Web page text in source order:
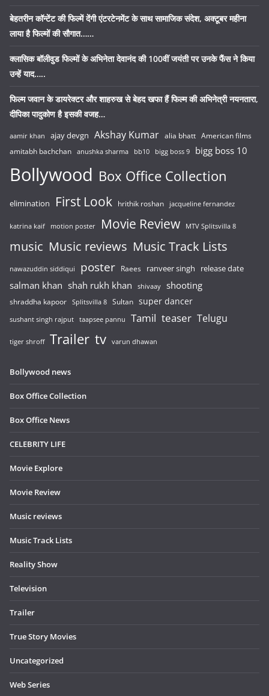
बेहतरीन कॉन्टेंट की फिल्में देंगी एंटरटेनमेंट के साथ सामाजिक संदेश, अक्टूबर महीना
लाया है फिल्मों की सौगात……
क्लासिक बॉलीवुड फिल्मों के अभिनेता देवानंद की 100वीं जयंती पर उनके फैंस ने किया
उन्हें याद…..
फिल्म जवान के डायरेक्टर और शाहरुख से बेहद खफा हैं फिल्म की अभिनेत्री नयनतारा,
दीपिका पादुकोण है इसकी वजह…
aamir khan ajay devgn Akshay Kumar alia bhatt American films
amitabh bachchan anushka sharma bb10 bigg boss 9 bigg boss 10
Bollywood Box Office Collection
elimination First Look hrithik roshan jacqueline fernandez
katrina kaif motion poster Movie Review MTV Splitsvilla 8
music Music reviews Music Track Lists
nawazuddin siddiqui poster Raees ranveer singh release date
salman khan shah rukh khan shivaay shooting
shraddha kapoor Splitsvilla 8 Sultan super dancer
sushant singh rajput taapsee pannu Tamil teaser Telugu
tiger shroff Trailer tv varun dhawan
Bollywood news
Box Office Collection
Box Office News
CELEBRITY LIFE
Movie Explore
Movie Review
Music reviews
Music Track Lists
Reality Show
Television
Trailer
True Story Movies
Uncategorized
Web Series